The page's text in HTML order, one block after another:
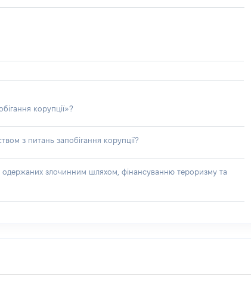
корупції»?
з питань запобігання корупції?
одержаних злочинним шляхом, фінансуванню тероризму та